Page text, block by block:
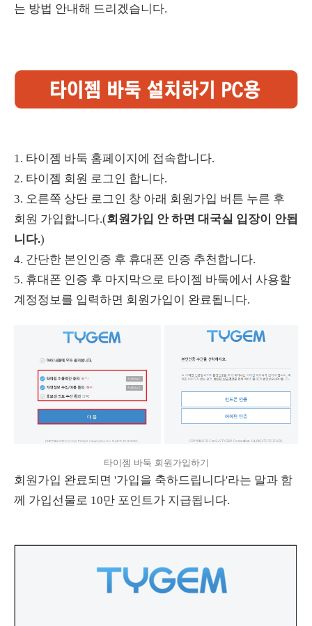
는 방법 안내해 드리겠습니다.
1. 타이젬 바둑 홈페이지에 접속합니다.
2. 타이젬 회원 로그인 합니다.
3. 오른쪽 상단 로그인 창 아래 회원가입 버튼 누른 후
회원 가입합니다.(회원가입 안 하면 대국실 입장이 안됩
니다.)
4. 간단한 본인인증 후 휴대폰 인증 추천합니다.
5. 휴대폰 인증 후 마지막으로 타이젬 바둑에서 사용할
계정정보를 입력하면 회원가입이 완료됩니다.
타이젬 바둑 회원가입하기
회원가입 완료되면 '가입을 축하드립니다'라는 말과 함
께 가입선물로 10만 포인트가 지급됩니다.